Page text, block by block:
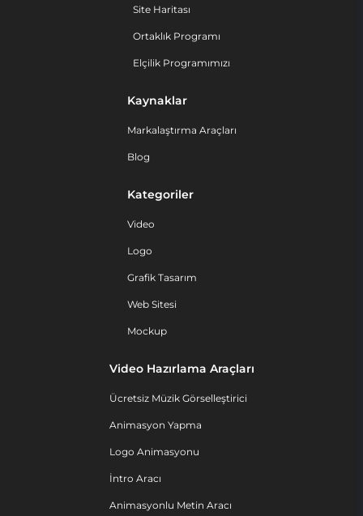
Site Haritası
Ortaklık Programı
Elçilik Programımızı
Kaynaklar
Markalaştırma Araçları
Blog
Kategoriler
Video
Logo
Grafik Tasarım
Web Sitesi
Mockup
Video Hazırlama Araçları
Ücretsiz Müzik Görselleştirici
Animasyon Yapma
Logo Animasyonu
İntro Aracı
Animasyonlu Metin Aracı